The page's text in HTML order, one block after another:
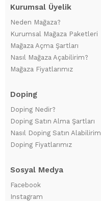
Kurumsal Üyelik
Neden Mağaza?
Kurumsal Mağaza Paketleri
Mağaza Açma Şartları
Nasıl Mağaza Açabilirim?
Mağaza Fiyatlarımız
Doping
Doping Nedir?
Doping Satın Alma Şartları
Nasıl Doping Satın Alabilirim
Doping Fiyatlarımız
Sosyal Medya
Facebook
Instagram